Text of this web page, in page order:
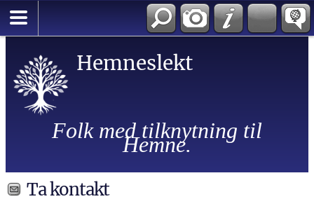
Hemneslekt
Folk med tilknytning til
Hemne.
Ta kontakt